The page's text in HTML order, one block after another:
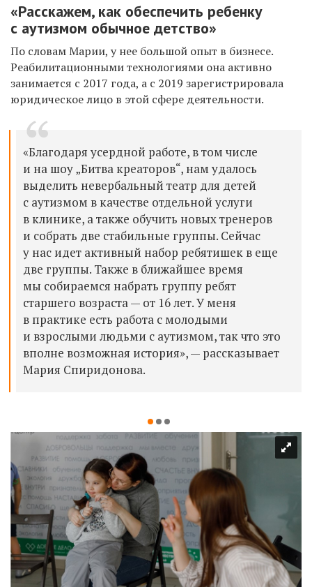
«Расскажем, как обеспечить ребенку
с аутизмом обычное детство»
По словам Марии, у нее большой опыт в бизнесе.
Реабилитационными технологиями она активно
занимается с 2017 года, а с 2019 зарегистрировала
юридическое лицо в этой сфере деятельности.
«Благодаря усердной работе, в том числе
и на шоу „Битва креаторов“, нам удалось
выделить невербальный театр для детей
с аутизмом в качестве отдельной услуги
в клинике, а также обучить новых тренеров
и собрать две стабильные группы. Сейчас
у нас идет активный набор ребятишек в еще
две группы. Также в ближайшее время
мы собираемся набрать группу ребят
старшего возраста — от 16 лет. У меня
в практике есть работа с молодыми
и взрослыми людьми с аутизмом, так что это
вполне возможная история», — рассказывает
Мария Спиридонова.